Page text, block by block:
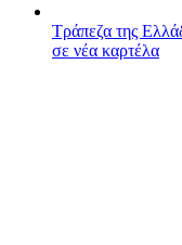
Τράπεζα της
σε νέα καρτέλα